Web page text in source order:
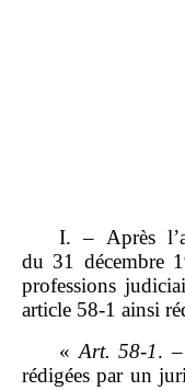
I. – Après
du 31 décembre
professions
article 58‑1 ainsi
« Art. 58‑1.
rédigées par un